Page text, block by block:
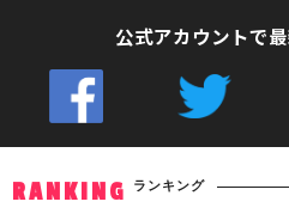
公式アカウントで
RANKING ランキング